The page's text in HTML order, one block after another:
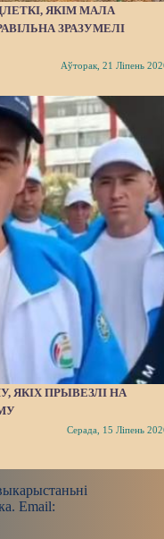
ЯКІМ МАЛА
ЗРАЗУМЕЛІ
Аўторак, 21 Ліпень
ЯКІХ ПРЫВЕЗЛІ НА
Серада, 15 Ліпень
Email: